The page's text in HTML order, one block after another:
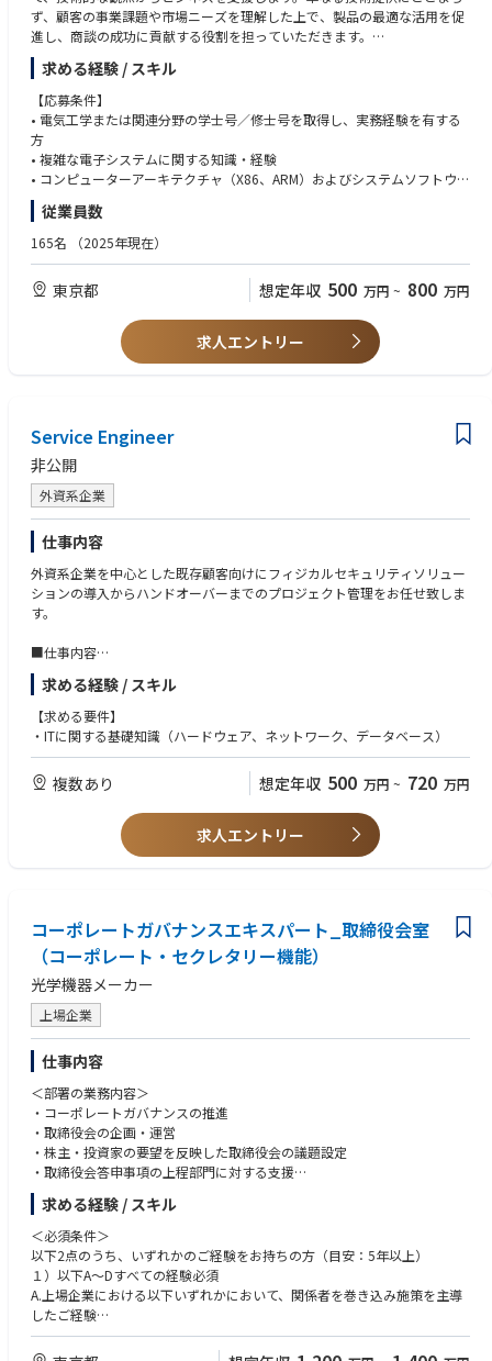
にやりがいの大きいポジションです。
・自身のファイナンス理論を実経営の意思決定に適用し、会社の企業価値
向上をダイレクトに牽引する経験は、プロフェッショナルとしての市場価
値を飛躍的に高めます。
・取締役会室は少数精鋭の組織であり、一人ひとりの専門性に基づく裁量
と貢献度が大きく、経営のリアルな意思決定プロセスを間近で体感できる
環境です。
・ご自身でタイムマネジメントを行いながらフレキシブルに働くことがで
きる環境があります。
＜入社後のキャリアパス＞
・入社後は、取締役会室のファイナンスエキスパートとして、評価・分析
の実務全般をリードしていただきます。
・将来的には、組織マネージャー、ファイナンスの専門家として、社内の
経営企画や経理・財務、投資関連等への異動も検討される範囲です。
＜働き方について＞
準備期間を含め株主総会の時期（3～5月頃）は繁忙期となりますが、
・M&A等アドバイザリー業務、証券アナリスト、投資銀行、コンサルティ
ングファームなどでの実務経験
・上場事業会社の経理・財務部門の部門長またはマネジメント経験
・全社レベルの経営プロジェクト（M&A、事業・資産売却撤退、新規事業
開発など）を主導（PJリーダー等）した経験
・事業会社における企業価値算定や財務・会計デューデリジェンスの経験
・ビジネスレベルの英語力
・会計士、DBA、MBA、FP、CMA（協会認定アナリスト）中小企業診断
士、のいずれかがあれば尚可
＜求める人物像・志向性＞
・ファイナンスや財務の専門性を基盤に、経営視点で課題を構造化し、解
決策を提案できる方
・客観的な数値と論理に基づき、経営陣に対しても忖度なく意見具申でき
る高い責任感を持つ方
・機密性の高い情報を扱う中で、高い倫理観と透明性をもって行動できる
・市場環境の変化に対し、常に最新のファイナンス理論や規則、規制動向
関係を構築できる高いコミュニケーション能力を持つ方
ず、顧客の事業課題や市場ニーズを理解した上で、製品の最適な活用を促
進し、商談の成功に貢献する役割を担っていただきます。
【主な担当業務内容】
• 顧客による製品評価・導入時および量産後の技術支援
• 顧客の課題を技術的・ビジネス的に分析し、台湾本社のエンジニアと連
携して対応
• 製品検証試験の調整および試験報告書の作成
• 顧客、販売代理店、社内スタッフへの技術トレーニングおよびサポート
• 展示会・イベントにおける技術営業支援 など
【担当製品】
サーバー、産業用PC、産業用マザーボード、AI PC、Mini-PC、シングルボ
ードコンピューターなど
求める経験 / スキル
【応募条件】
• 電気工学または関連分野の学士号／修士号を取得し、実務経験を有する
方
• 複雑な電子システムに関する知識・経験
• コンピューターアーキテクチャ（X86、ARM）およびシステムソフトウ
ェア（Windows、Linux、Android など）に関する理解
• 日本語に加え、英語または中国語での技術的な内容をビジネスレベルで
扱えるコミュニケーション能力（読み書き・会話）
【歓迎】
•サーバー、IoT製品（産業用PC、産業用マザーボード、AI PC、Mini-PC、
シングルボードコンピューター）のFAE実務経験2年以上
•産業用パソコンのオンサイトサポートの経験
•IoT市場における技術支援やIT関連ハードウェア製品のリペア経験
従業員数
165名 （2025年現在）
東京都 想定年収 500 万円 ~ 800 万円
求人エントリー
Service Engineer
非公開
外資系企業
仕事内容
外資系企業を中心とした既存顧客向けにフィジカルセキュリティソリュー
ションの導入からハンドオーバーまでのプロジェクト管理をお任せ致しま
す。
■仕事内容
・セキュリティ機器導入後のアフターサポート
・メンテナンス
・トラブルシューティング など
から主に外資系企業のオフィス、データセンター、店舗等の日本進出のサ
ポートを担っており、Sierの立場で顧客のビジネス拡大に貢献しておりま
ステークフォルダーと連携しながらプロジェクトの完遂までマネジメント
できる方を歓迎しております。
求める経験 / スキル
【求める要件】
・ITに関する基礎知識（ハードウェア、ネットワーク、データベース）
複数あり 想定年収 500 万円 ~ 720 万円
求人エントリー
コーポレートガバナンスエキスパート_取締役会室
（コーポレート・セクレタリー機能）
光学機器メーカー
上場企業
仕事内容
＜部署の業務内容＞
・コーポレートガバナンスの推進
・取締役会の企画・運営
・株主・投資家の要望を反映した取締役会の議題設定
・取締役会答申事項の上程部門に対する支援
・執行業務の監督実務／指摘事項のフォロー
・社外取締役のサポート
・執行との連携による重要経営課題への対応
・IR/SR部門との連携、適切な情報開示
【職務内容】
資本市場におけるコーポレート・ガバナンスの継続的な高度化が求められ
レタリー機能全般の範囲になります。
求める経験 / スキル
＜必須条件＞
以下2点のうち、いずれかのご経験をお持ちの方（目安：5年以上）
１）以下A～Dすべての経験必須
A.上場企業における以下いずれかにおいて、関係者を巻き込み施策を主導
したご経験
・コーポレートガバナンスに関わる業務に何等か携わったご経験
・法務、経営企画いずれかの部門での実務経験